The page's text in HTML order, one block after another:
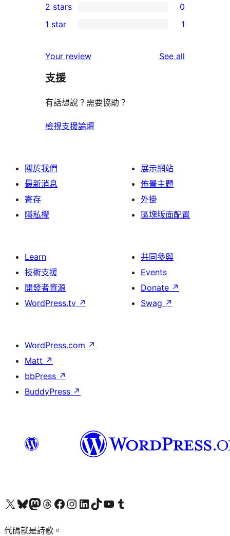
reviews
star
review
3-
star
2-
reviews
2 stars 0
star
review
1 star 1
Your review See all
支援
有話想說？需要協助？
檢視支援論壇
關於我們
最新消息
寄存
隱私權
展示網站
佈景主題
外掛
區塊版面配置
Learn
技術支援
開發者資源
WordPress.tv ↗
共同參與
Events
Donate ↗
Swag ↗
WordPress.com ↗
Matt ↗
bbPress ↗
BuddyPress ↗
Visit our X (formerly Twitter) account
Visit our Bluesky account
Visit our Mastodon account
Visit our Threads account
訪問我們的 Facebook 專頁Visit our Instagram account
Visit our LinkedIn account
Visit our TikTok account
Visit our YouTube channel
Visit our Tumblr account
代碼就是詩歌。